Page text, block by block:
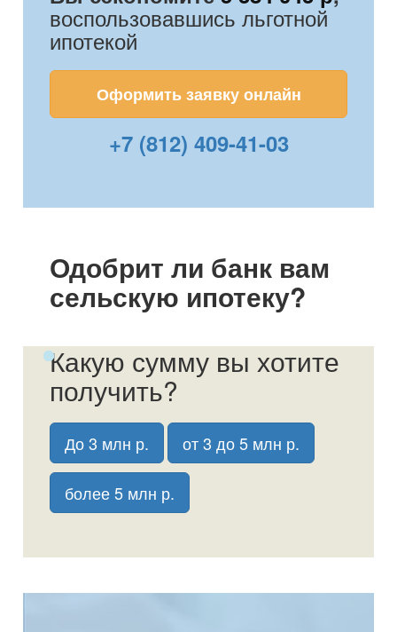
воспользовавшись льготной
ипотекой
Оформить заявку онлайн
+7 (812) 409-41-03
Одобрит ли банк вам
сельскую ипотеку?
Какую сумму вы хотите
получить?
До 3 млн р. от 3 до 5 млн р.
более 5 млн р.